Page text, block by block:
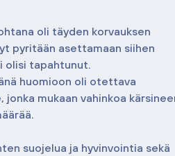
oli täyden korvauksen
pyritään asettamaan siihen
olisi tapahtunut.
huomioon oli otettava
mukaan vahinkoa
suojelua ja hyvinvointia sekä